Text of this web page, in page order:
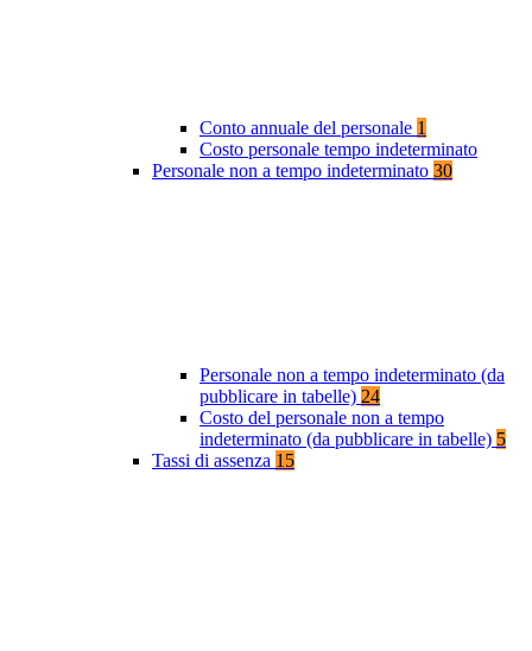
Conto annuale del personale 1
Costo personale tempo indeterminato
Personale non a tempo indeterminato 30
Personale non a tempo indeterminato (da
pubblicare in tabelle) 24
Costo del personale non a tempo
indeterminato (da pubblicare in tabelle) 5
Tassi di assenza 15